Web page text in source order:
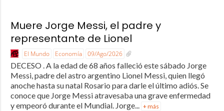
Muere Jorge Messi, el padre y
representante de Lionel
El Mundo Economía 09/Ago/2026
DECESO . A la edad de 68 años falleció este sábado Jorge
Messi, padre del astro argentino Lionel Messi, quien llegó
anoche hasta su natal Rosario para darle el último adiós. Se
conoce que Jorge Messi atravesaba una grave enfermedad
y empeoró durante el Mundial. Jorge... + más